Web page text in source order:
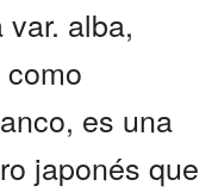
alba,
es una
japonés que